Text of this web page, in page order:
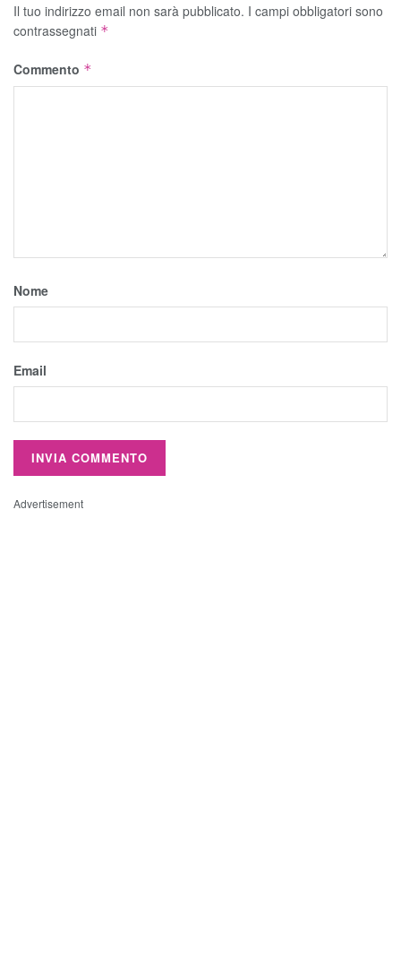
Il tuo indirizzo email non sarà pubblicato. I campi obbligatori sono
contrassegnati *
Commento *
Nome
Email
Advertisement